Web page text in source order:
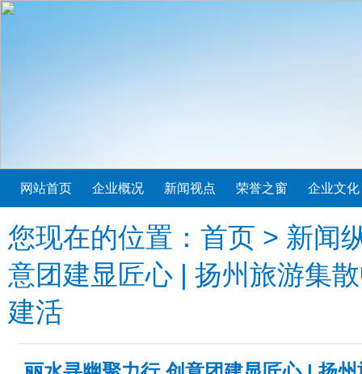
网站首页 企业概况 新闻视点 荣誉之窗 企业文化
您现在的位置： 首页 > 新闻
意团建显匠心 | 扬州旅游集
建活